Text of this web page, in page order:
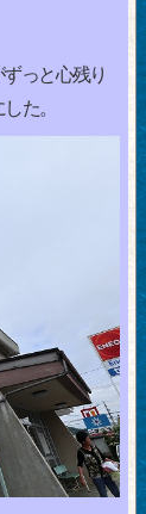
っと心残り
た。